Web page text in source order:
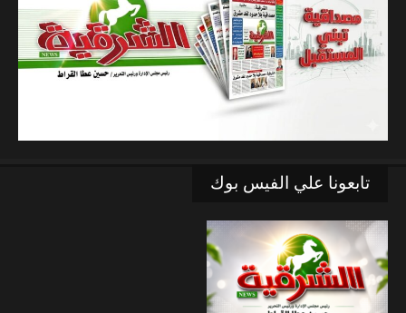
تابعونا علي الفيس بوك